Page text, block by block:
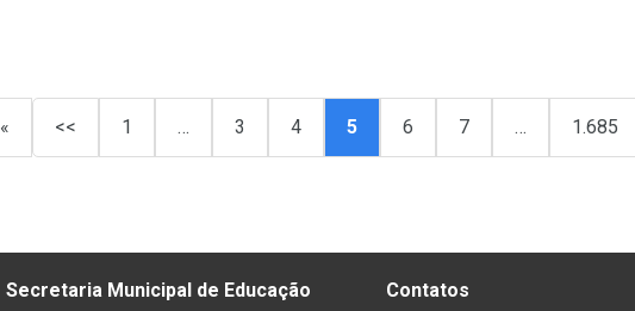
« << 1 … 3 4 5 6 7 … 1.685
Secretaria Municipal de Educação Contatos